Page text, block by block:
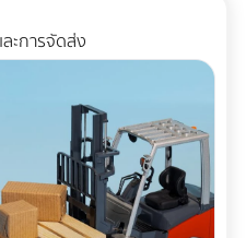
ช็กระดับความลาดเอียงของ
ลงท่อได้สะดวกหรือไม่ และ
เศษใบไม้ขยะอุดตัน ????
ถึงเป็นสิ่งที่ห้ามตัดงบทิ้งเด็ด
วยการนำหญ้าเทียม แผ่นไม้
หรือกระเบื้อง ไปปูทับลงบน
พราะคิดว่าพื้นปูนเก่าก็ดูแข็ง
ทุเมื่อหน้าฝนมาเยือน
าที่ต้องตากแดดตากฝนมา
ล่า? และถุงจะกรอบแตกใน
มจริงที่หลีกเลี่ยงไม่ได้ ใน
สดุรักษ์โลกแบบผิดประเภทอาจ
นาน 1-2 ปี ลดลงอย่าง
ะหว่างขนส่ง ซึ่งส่งผลกระทบ
งแบรนด์ เรามาทำความเข้าใจ
พร้อมหา "ทางรอด" เชิง
คุณรักษ์โลกได้ โดยที่อาหารแช่
ะการจัดส่ง